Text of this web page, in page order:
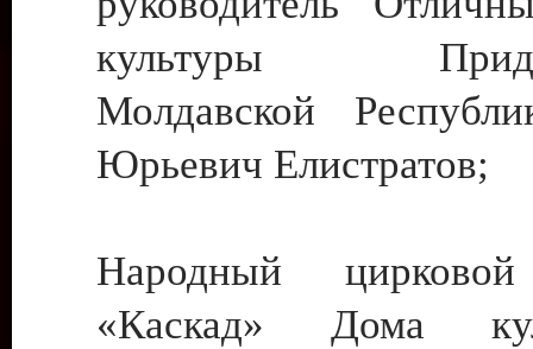
культуры
Молдавской
Юрьевич Елистратов;
Народный цирковой
«Каскад» Дома